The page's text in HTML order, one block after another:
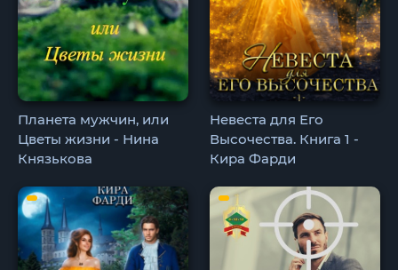
Планета мужчин, или
Цветы жизни - Нина
Князькова
Невеста для Его
Высочества. Книга 1 -
Кира Фарди